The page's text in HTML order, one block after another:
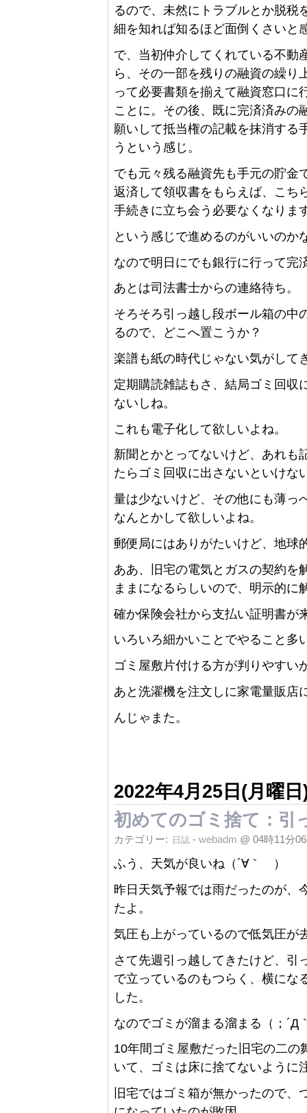
るので、未然にトラブルとか脱税
細を知れば知るほど面倒くさいと
で、当初仲介してくれている不動
ら、その一部を残りの融資の繰り
って必要書類を揃えて融資窓口に
ことに。その後、既に完済済みの
願いして抵当権の記載を抹消する
うという感じ。
でも元々残る融資先も手元の貯金
返済して領収書をもらえば、こち
手続きに立ち会う必要なくなりま
という感じで進めるのがいいのか
なので明日にでも銀行に行って完
あとは司法書士からの連絡待ち。
そろそろ引っ越し段ボール箱の中
るので、どこへ置こうか？
楽譜も紙の時代じゃない気がして
定期購読雑誌もさ、結局ゴミ回収
ないしね。
これも電子化して欲しいよね。
新聞とかとってないけど、あれも
たらゴミ回収に出さないといけな
量は少ないけど、その他にも薄っ
なんとかして欲しいよね。
郵便局にはありがたいけど、地球
ああ、旧宅の電気とガスの契約を
ままになるらしいので、明示的に
確か保険会社から支払い証明書が
いろいろ細かいことでやること
ゴミ屋敷片付ける方が判りやすい
あと洗濯機を注文しに家電量販店
んじゃまた。
2022年4月25日(月曜日
初めてのゴミ捨て：引
カテゴリー: 日誌 - webadm @ 04時11分
ふう、天気が良いね（´∀｀ ）
昨日天気予報では雨だったのが、
たよ。
気圧も上がっているので低気圧が
さて先週引っ越してきたけど、引
で立っているのもつらく、横にな
した。
なのでゴミが溜まる溜まる（；´Д
10年間ゴミ屋敷だった旧宅の二
いて、ゴミは床に捨てないように
旧宅ではゴミ箱が無かったので